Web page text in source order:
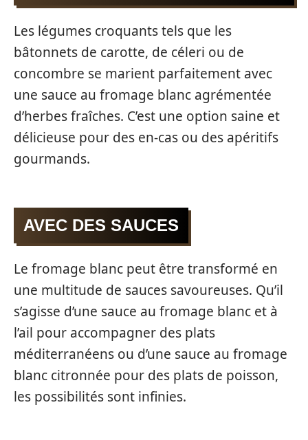
Les légumes croquants tels que les
bâtonnets de carotte, de céleri ou de
concombre se marient parfaitement avec
une sauce au fromage blanc agrémentée
d’herbes fraîches. C’est une option saine et
délicieuse pour des en-cas ou des apéritifs
gourmands.
AVEC DES SAUCES
Le fromage blanc peut être transformé en
une multitude de sauces savoureuses. Qu’il
s’agisse d’une sauce au fromage blanc et à
l’ail pour accompagner des plats
méditerranéens ou d’une sauce au fromage
blanc citronnée pour des plats de poisson,
les possibilités sont infinies.